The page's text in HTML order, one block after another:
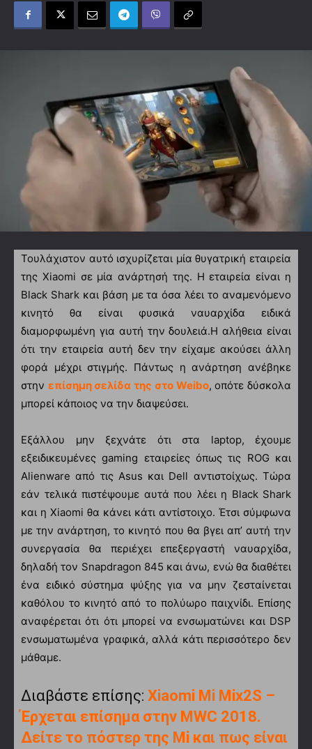
Τουλάχιστον αυτό ισχυρίζεται μία θυγατρική εταιρεία
της Xiaomi σε μία ανάρτησή της. Η εταιρεία είναι η
Black Shark και βάση με τα όσα λέει το αναμενόμενο
κινητό θα είναι φυσικά ναυαρχίδα ειδικά
διαμορφωμένη για αυτή την δουλειά.Η αλήθεια είναι
ότι την εταιρεία αυτή δεν την είχαμε ακούσει άλλη
φορά μέχρι στιγμής. Πάντως η ανάρτηση ανέβηκε
στην επίσημη σελίδα της στο Weibo, οπότε δύσκολα
μπορεί κάποιος να την διαψεύσει.
Εξάλλου μην ξεχνάτε ότι στα laptop, έχουμε
εξειδικευμένες gaming εταιρείες όπως τις ROG και
Alienware από τις Asus και Dell αντιστοίχως. Τώρα
εάν τελικά πιστέψουμε αυτά που λέει η Black Shark
και η Xiaomi θα κάνει κάτι αντίστοιχο. Έτσι σύμφωνα
με την ανάρτηση, το κινητό που θα βγει απ’ αυτή την
συνεργασία θα περιέχει επεξεργαστή ναυαρχίδα,
δηλαδή τον Snapdragon 845 και άνω, ενώ θα διαθέτει
ένα ειδικό σύστημα ψύξης για να μην ζεσταίνεται
καθόλου το κινητό από το πολύωρο παιχνίδι. Επίσης
αναφέρεται ότι ότι μπορεί να ενσωματώνει και DSP
ενσωματωμένα γραφικά, αλλά κάτι περισσότερο δεν
μάθαμε.
Διαβάστε επίσης: Xiaomi Mi Mix2S –
Έρχεται επίσημα στην MWC 2018.
Δείτε το πόστερ της Mi και πως είναι